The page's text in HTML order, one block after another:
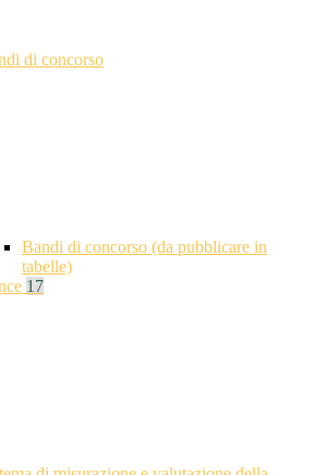
di concorso
Bandi di concorso (da pubblicare in
tabelle)
17